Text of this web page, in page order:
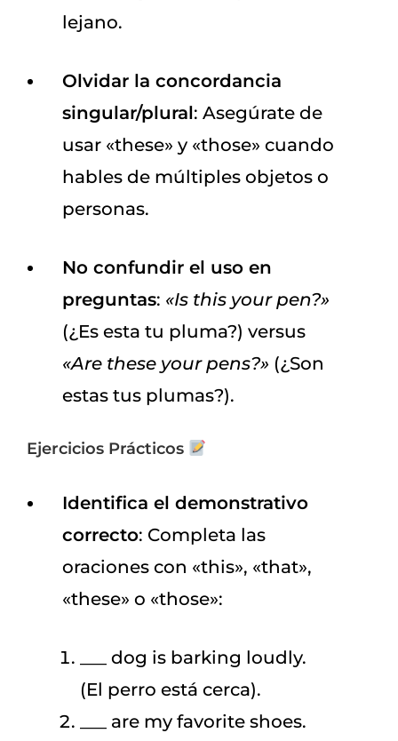
lejano.
Olvidar la concordancia
singular/plural: Asegúrate de
usar «these» y «those» cuando
hables de múltiples objetos o
personas.
No confundir el uso en
preguntas: «Is this your pen?»
(¿Es esta tu pluma?) versus
«Are these your pens?» (¿Son
estas tus plumas?).
Ejercicios Prácticos
Identifica el demonstrativo
correcto: Completa las
oraciones con «this», «that»,
«these» o «those»:
___ dog is barking loudly.
(El perro está cerca).
___ are my favorite shoes.